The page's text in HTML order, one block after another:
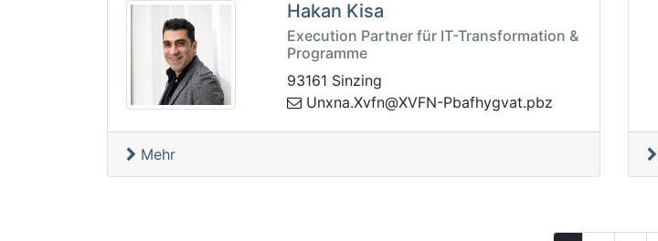
Hakan Kisa
Execution Partner für IT-Transformation &
Programme
93161 Sinzing
zbp.tavg
yhfabP-NFVX@nfvX.anxnU
Mehr